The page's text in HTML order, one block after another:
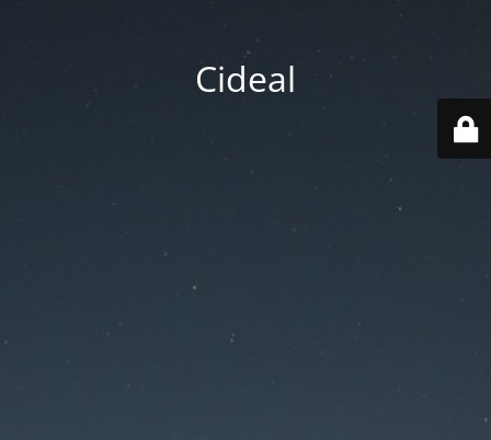
Cideal